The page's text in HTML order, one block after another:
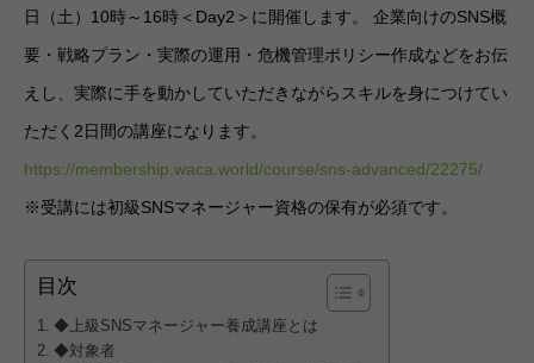
日（土）10時～16時＜Day2＞に開催します。 企業向けのSNS概
要・戦略プラン・実際の運用・危機管理ポリシー作成などをお伝
えし、実際に手を動かしていただきながらスキルを身につけてい
ただく2日間の講座になります。
https://membership.waca.world/course/sns-advanced/22275/
※受講には初級SNSマネージャー資格の保有が必須です。
目次
◆上級SNSマネージャー養成講座とは
◆対象者